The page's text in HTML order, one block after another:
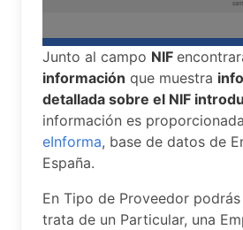
Junto al campo NIF
información que muestra
detallada sobre el NIF
información es
eInforma, base de datos de
España.
En Tipo de Proveedor
trata de un Particular, una